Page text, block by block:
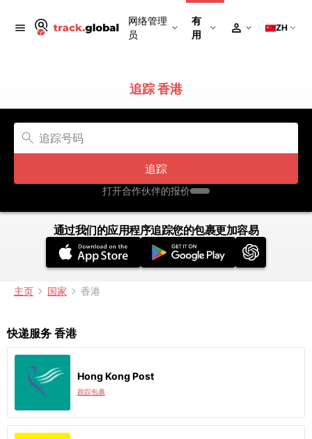
网络管理
员
有
用
ZH
追踪 香港
追踪
打开合作伙伴的报价
通过我们的应用程序追踪您的包裹更加容易
主页 国家 香港
快递服务 香港
Hong Kong Post
跟踪包裹